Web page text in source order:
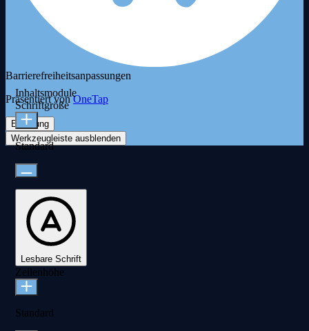
Barrierefreiheitsanpassungen
Präsentiert vonOneTap
Erklärung
Werkzeugleiste ausblenden
Inhaltsmodule
Schriftgröße
Standard
Lesbare Schrift
Zeilenhöhe
Standard